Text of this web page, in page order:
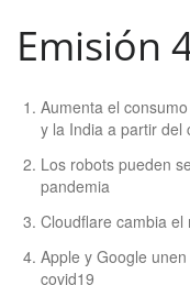
Emisión
Aumenta el
y la India a partir del
Los robots pueden
pandemia
Cloudflare cambia el
Apple y Google
covid19